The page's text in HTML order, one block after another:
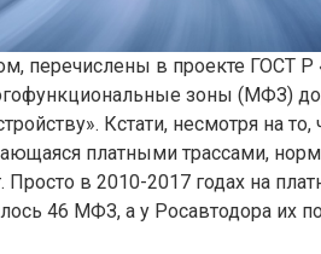
перечислены в проекте ГОСТ Р
зоны (МФЗ)
Кстати, несмотря на то,
платными трассами,
Просто в 2010-2017 годах на
46 МФЗ, а у Росавтодора их